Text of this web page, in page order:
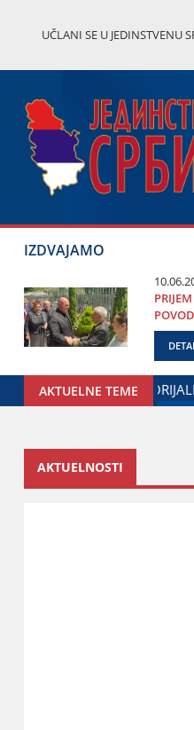
UČLANI SE U JEDINSTVENU
IZDVAJAMO
AKTUELNE TEME
NASTAVAK
AKTUELNOSTI